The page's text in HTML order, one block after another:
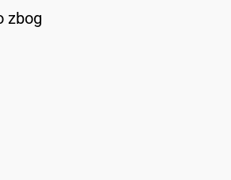
zbog